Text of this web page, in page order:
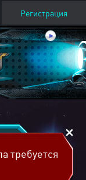
Регистрация
требуется